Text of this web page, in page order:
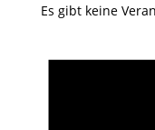
Es gibt keine